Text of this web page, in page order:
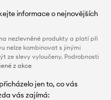
informace o nejnovějších
nezlevněné produkty a platí při
nelze kombinovat s jinými
ze slevy vyloučeny. Podrobnosti
z akce
jen to, co vás
vás zajímá: